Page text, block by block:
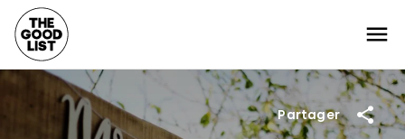
Partager